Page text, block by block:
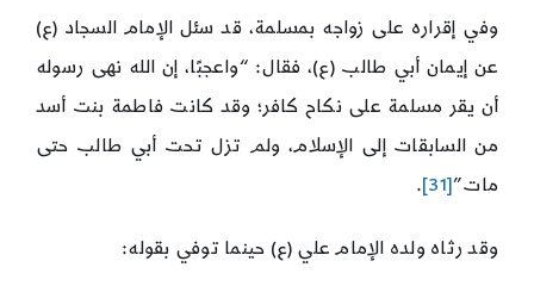
وفي إقراره على زواجه بمسلمة، قد سئل الإمام السجاد (ع)
عن إيمان أبي طالب (ع)، فقال: “واعجبًا، إن الله نهى رسوله
أن يقر مسلمة على نكاح كافر؛ وقد كانت فاطمة بنت أسد
من السابقات إلى الإسلام، ولم تزل تحت أبي طالب حتى
مات”[31]
.
وقد رثاه ولده الإمام علي (ع) حينما توفي بقوله: